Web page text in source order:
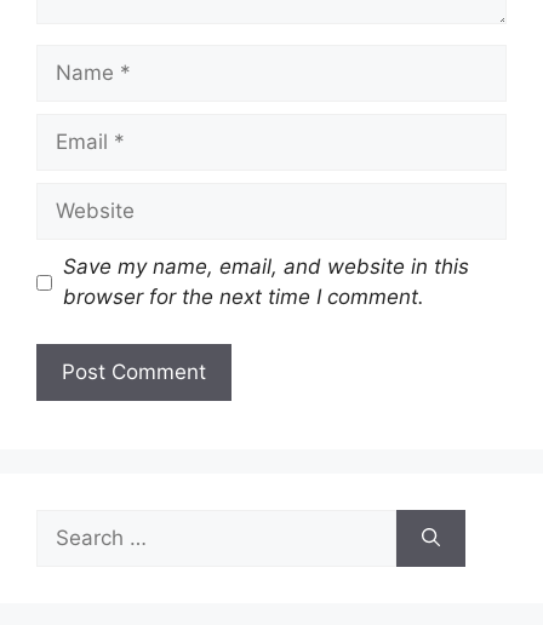
Name
Email
Website
Save my name, email, and website in this
browser for the next time I comment.
for: